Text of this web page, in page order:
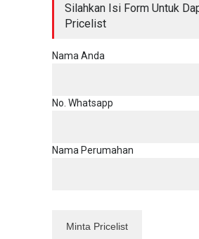
Silahkan Isi Form Untuk
Pricelist
Nama Anda
No. Whatsapp
Nama Perumahan